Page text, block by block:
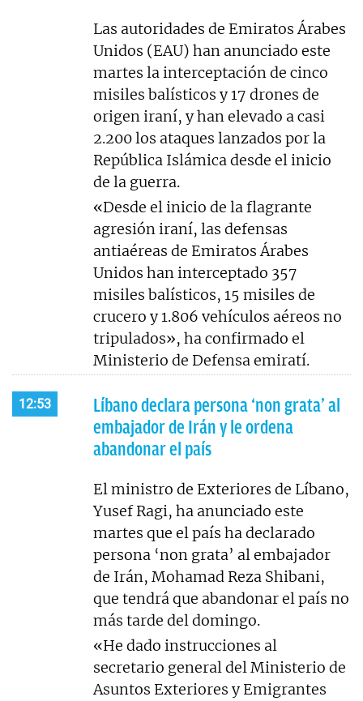
Las autoridades de Emiratos Árabes
Unidos (EAU) han anunciado este
martes la interceptación de cinco
misiles balísticos y 17 drones de
origen iraní, y han elevado a casi
2.200 los ataques lanzados por la
República Islámica desde el inicio
de la guerra.
«Desde el inicio de la flagrante
agresión iraní, las defensas
antiaéreas de Emiratos Árabes
Unidos han interceptado 357
misiles balísticos, 15 misiles de
crucero y 1.806 vehículos aéreos no
tripulados», ha confirmado el
Ministerio de Defensa emiratí.
12:53
Líbano declara persona ‘non grata’ al
embajador de Irán y le ordena
abandonar el país
El ministro de Exteriores de Líbano,
Yusef Ragi, ha anunciado este
martes que el país ha declarado
persona ‘non grata’ al embajador
de Irán, Mohamad Reza Shibani,
que tendrá que abandonar el país no
más tarde del domingo.
«He dado instrucciones al
secretario general del Ministerio de
Asuntos Exteriores y Emigrantes